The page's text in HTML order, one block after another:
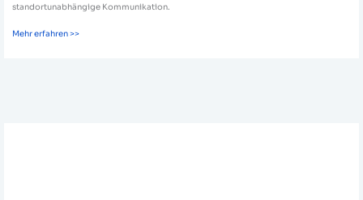
standortunabhängige Kommunikation.
Mehr erfahren >>